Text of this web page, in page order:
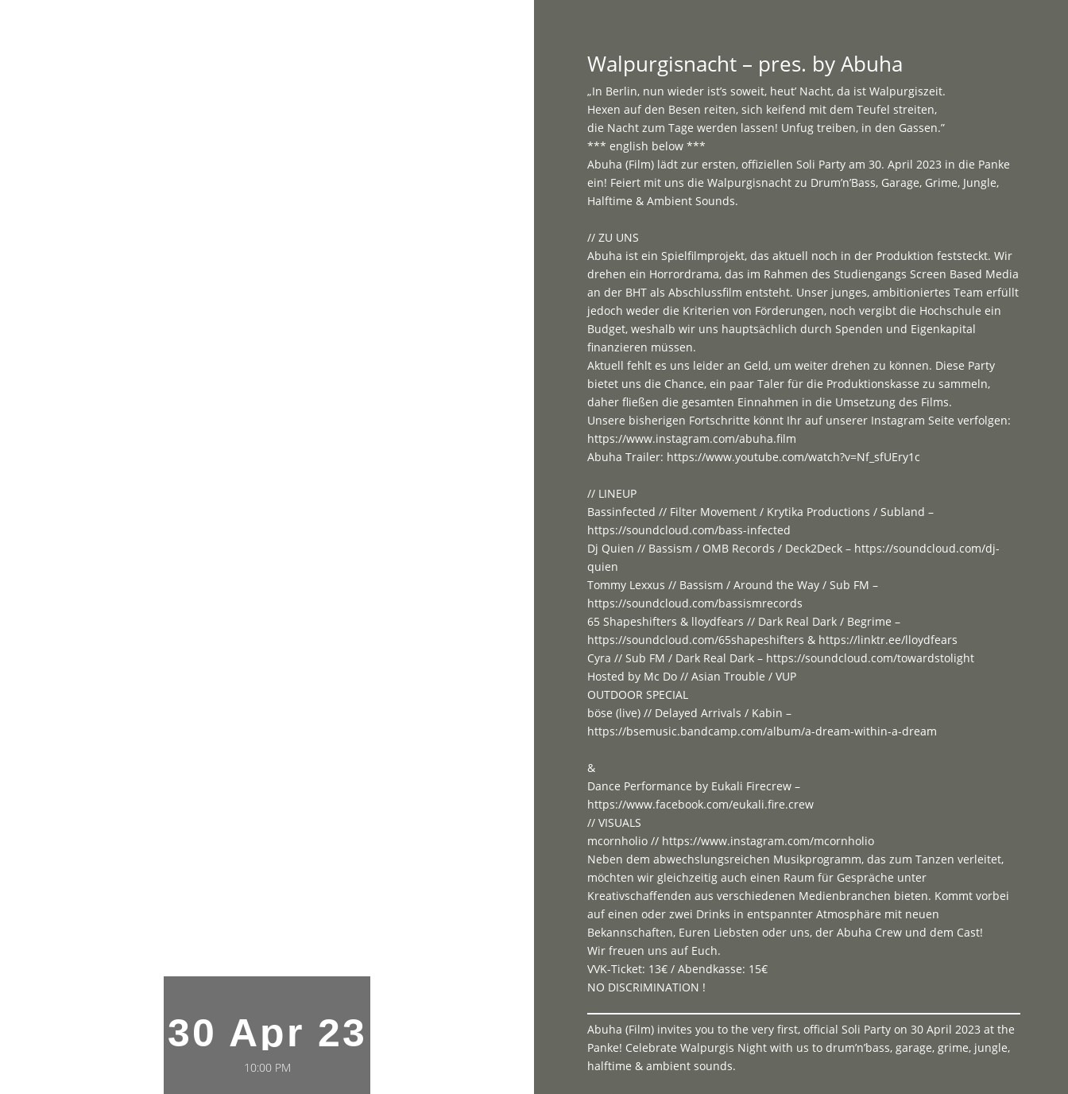
30 Apr 23
10:00 PM
Walpurgisnacht – pres. by Abuha
„In Berlin, nun wieder ist’s soweit, heut’ Nacht, da ist Walpurgiszeit.
Hexen auf den Besen reiten, sich keifend mit dem Teufel streiten,
die Nacht zum Tage werden lassen! Unfug treiben, in den Gassen.”
*** english below ***
Abuha (Film) lädt zur ersten, offiziellen Soli Party am 30. April 2023 in die Panke
ein! Feiert mit uns die Walpurgisnacht zu Drum’n’Bass, Garage, Grime, Jungle,
Halftime & Ambient Sounds.
// ZU UNS
Abuha ist ein Spielfilmprojekt, das aktuell noch in der Produktion feststeckt. Wir
drehen ein Horrordrama, das im Rahmen des Studiengangs Screen Based Media
an der BHT als Abschlussfilm entsteht. Unser junges, ambitioniertes Team erfüllt
jedoch weder die Kriterien von Förderungen, noch vergibt die Hochschule ein
Budget, weshalb wir uns hauptsächlich durch Spenden und Eigenkapital
finanzieren müssen.
Aktuell fehlt es uns leider an Geld, um weiter drehen zu können. Diese Party
bietet uns die Chance, ein paar Taler für die Produktionskasse zu sammeln,
daher fließen die gesamten Einnahmen in die Umsetzung des Films.
Unsere bisherigen Fortschritte könnt Ihr auf unserer Instagram Seite verfolgen:
https://www.instagram.com/abuha.film
Abuha Trailer: https://www.youtube.com/watch?v=Nf_sfUEry1c
// LINEUP
Bassinfected // Filter Movement / Krytika Productions / Subland –
https://soundcloud.com/bass-infected
Dj Quien // Bassism / OMB Records / Deck2Deck – https://soundcloud.com/dj-
quien
Tommy Lexxus // Bassism / Around the Way / Sub FM –
https://soundcloud.com/bassismrecords
65 Shapeshifters & lloydfears // Dark Real Dark / Begrime –
https://soundcloud.com/65shapeshifters & https://linktr.ee/lloydfears
Cyra // Sub FM / Dark Real Dark – https://soundcloud.com/towardstolight
Hosted by Mc Do // Asian Trouble / VUP
OUTDOOR SPECIAL
böse (live) // Delayed Arrivals / Kabin –
https://bsemusic.bandcamp.com/album/a-dream-within-a-dream
&
Dance Performance by Eukali Firecrew –
https://www.facebook.com/eukali.fire.crew
// VISUALS
mcornholio // https://www.instagram.com/mcornholio
Neben dem abwechslungsreichen Musikprogramm, das zum Tanzen verleitet,
möchten wir gleichzeitig auch einen Raum für Gespräche unter
Kreativschaffenden aus verschiedenen Medienbranchen bieten. Kommt vorbei
auf einen oder zwei Drinks in entspannter Atmosphäre mit neuen
Bekannschaften, Euren Liebsten oder uns, der Abuha Crew und dem Cast!
Wir freuen uns auf Euch.
VVK-Ticket: 13€ / Abendkasse: 15€
NO DISCRIMINATION !
Abuha (Film) invites you to the very first, official Soli Party on 30 April 2023 at the
Panke! Celebrate Walpurgis Night with us to drum’n’bass, garage, grime, jungle,
halftime & ambient sounds.